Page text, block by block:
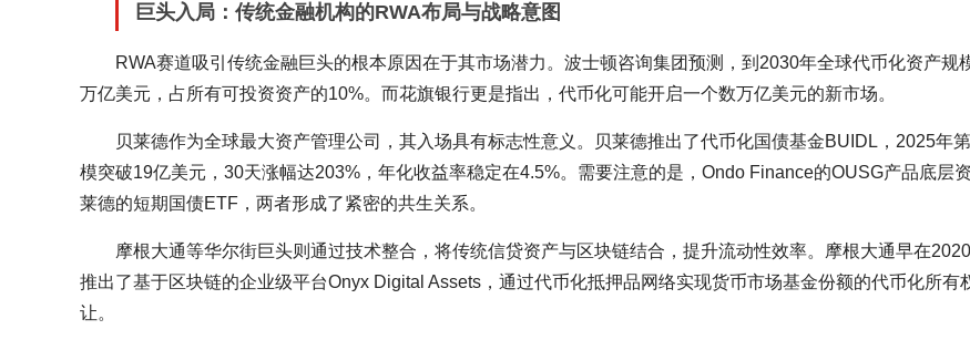
巨头入局：传统金融机构的RWA布局与战略意图
RWA赛道吸引传统金融巨头的根本原因在于其市场潜力。波士顿咨询集团预测，到2030年全球代币化资产规
万亿美元，占所有可投资资产的10%。而花旗银行更是指出，代币化可能开启一个数万亿美元的新市场。
贝莱德作为全球最大资产管理公司，其入场具有标志性意义。贝莱德推出了代币化国债基金BUIDL，2025年
模突破19亿美元，30天涨幅达203%，年化收益率稳定在4.5%。需要注意的是，Ondo Finance的OUSG产品底层
莱德的短期国债ETF，两者形成了紧密的共生关系。
摩根大通等华尔街巨头则通过技术整合，将传统信贷资产与区块链结合，提升流动性效率。摩根大通早在
推出了基于区块链的企业级平台Onyx Digital Assets，通过代币化抵押品网络实现货币市场基金份额的代币化所有
让。